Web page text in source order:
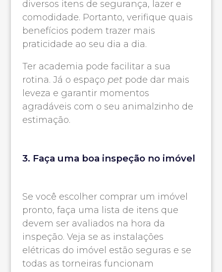
diversos itens de segurança, lazer e
comodidade. Portanto, verifique quais
benefícios podem trazer mais
praticidade ao seu dia a dia.
Ter academia pode facilitar a sua
rotina. Já o espaço petpode dar mais
leveza e garantir momentos
agradáveis com o seu animalzinho de
estimação.
3. Faça uma boa inspeção no imóvel
Se você escolher comprar um imóvel
pronto, faça uma lista de itens que
devem ser avaliados na hora da
inspeção. Veja se as instalações
elétricas do imóvel estão seguras e se
todas as torneiras funcionam